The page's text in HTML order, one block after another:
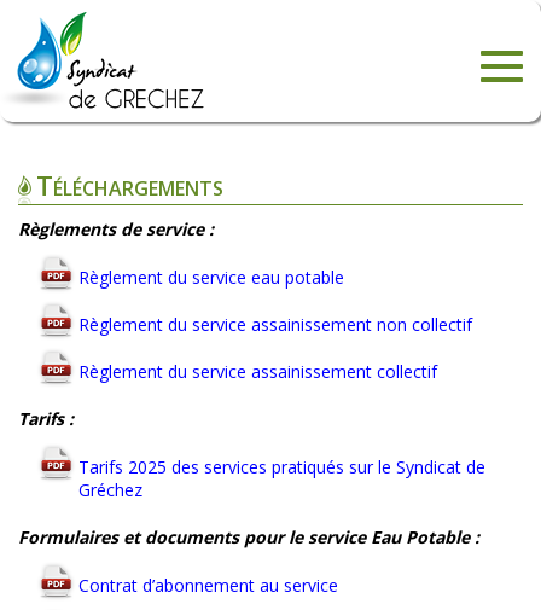
Téléchargements
Règlements de service :
Règlement du service eau potable
Règlement du service assainissement non collectif
Règlement du service assainissement collectif
Tarifs :
Tarifs 2025 des services pratiqués sur le Syndicat de
Gréchez
Formulaires et documents pour le service Eau Potable :
Contrat d’abonnement au service